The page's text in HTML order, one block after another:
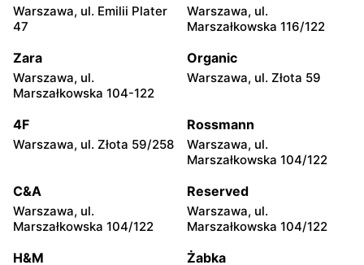
Kolejowa 15
Górki, ul. Górki 71
Gumniska, ul. Gumniska
157C
Iwierzyce, ul. Iwierzyce
152A
Tczew, ul. Franciszka Żwirki
61
Hyżne, ul. Hyżne 100 Jarosław, ul. Pełkińska 147
moje sklepy moje sklepy
Warszawa, ul. Emilii Plater
47
Warszawa, ul.
Marszałkowska 116/122
Zara
Warszawa, ul.
Marszałkowska 104-122
Organic
Warszawa, ul. Złota 59
4F
Warszawa, ul. Złota 59/258
Rossmann
Warszawa, ul.
Marszałkowska 104/122
C&A
Warszawa, ul.
Marszałkowska 104/122
Reserved
Warszawa, ul.
Marszałkowska 104/122
H&M Żabka